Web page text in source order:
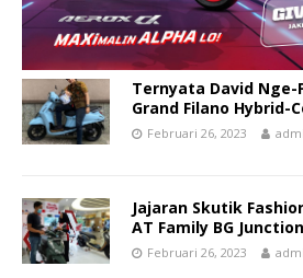
Ternyata David Nge-
Grand Filano Hybrid-
Februari 26, 2023
Jajaran Skutik
AT Family BG
Februari 26, 2023